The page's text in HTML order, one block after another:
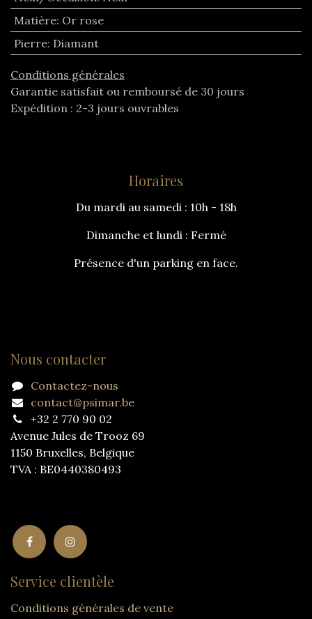
Matière: Or rose
Pierre: Diamant
Conditions générales
Garantie satisfait ou remboursé de 30 jours
Expédition : 2-3 jours ouvrables
Horaires
Du mardi au samedi : 10h - 18h
Dimanche et lundi : Fermé
Présence d'un parking en face.
Nous contacter
Contactez-nous
contact@psimar.be
+32 2 770 90 02
Avenue Jules de Trooz 69
1150 Bruxelles, Belgique
TVA : BE0440380493
Service clientèle
Conditions générales de vente